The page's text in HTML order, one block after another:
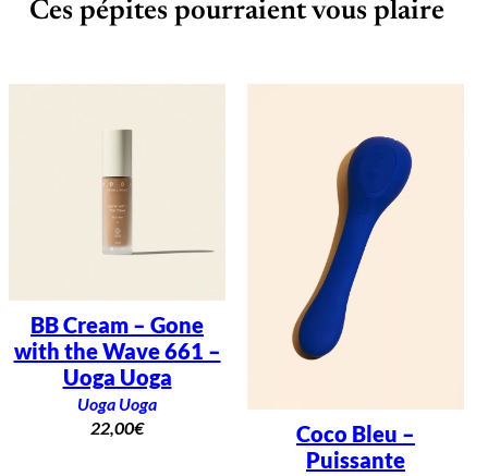
Ces pépites pourraient vous plaire
BB Cream – Gone
with the Wave 661 –
Uoga Uoga
Uoga Uoga
22,00€
Coco Bleu –
Puissante